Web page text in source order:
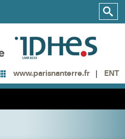
www.parisnanterre.fr ENT